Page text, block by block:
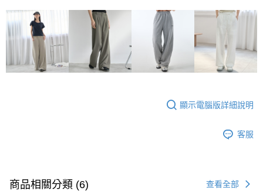
顯示電腦版詳細說明
客服
商品相關分類 (6) 查看全部